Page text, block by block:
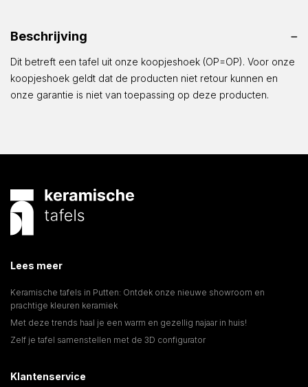
110x110x76cm
aantal
Beschrijving
Dit betreft een tafel uit onze koopjeshoek (OP=OP). Voor onze
koopjeshoek geldt dat de producten niet retour kunnen en
onze garantie is niet van toepassing op deze producten.
Lees meer
Keramische tafels in Putten: Ontdek onze nieuwe showroom en
prachtige kleuren keramiek
Met deze trends haal je een warm en gezellig najaar in huis!
Zelf je tafel samenstellen met de 3D configurator
Klantenservice